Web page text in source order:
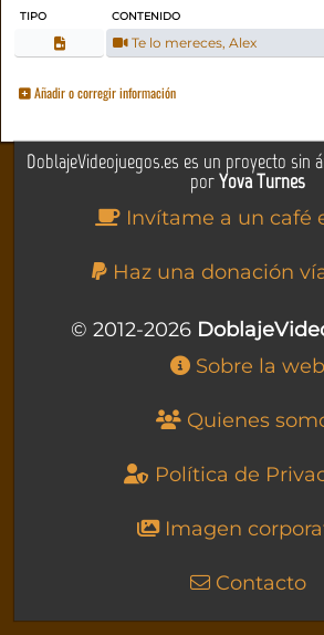
TIPO CONTENIDO
Te lo mereces, Alex
Añadir o corregir información
DoblajeVideojuegos.es es un proyecto sin
porYova Turnes
Invítame a un café
Haz una donación
© 2012-2026
Sobre la web
Quienes
Política de
Imagen
Contacto